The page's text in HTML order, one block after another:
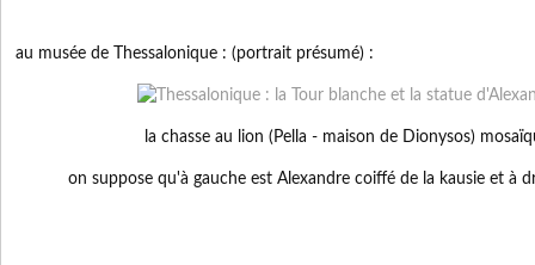
au musée de Thessalonique : (portrait présumé) :
la chasse au lion (Pella - maison de Dionysos)
on suppose qu'à gauche est Alexandre coiffé de la kausie et à